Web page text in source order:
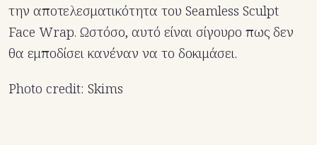
την αποτελεσματικότητα του Seamless Sculpt
Face Wrap. Ωστόσο, αυτό είναι σίγουρο πως δεν
θα εμποδίσει κανέναν να το δοκιμάσει.
Photo credit: Skims